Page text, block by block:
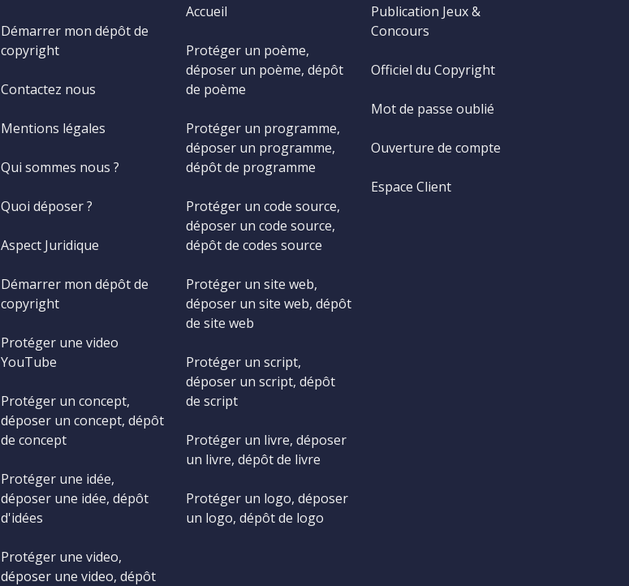
Démarrer mon dépôt de
copyright
Contactez nous
Mentions légales
Qui sommes nous ?
Quoi déposer ?
Aspect Juridique
Démarrer mon dépôt de
copyright
Protéger une video
YouTube
Protéger un concept,
déposer un concept, dépôt
de concept
Protéger une idée,
déposer une idée, dépôt
d'idées
Protéger une video,
déposer une video, dépôt
Accueil
Protéger un poème,
déposer un poème, dépôt
de poème
Protéger un programme,
déposer un programme,
dépôt de programme
Protéger un code source,
déposer un code source,
dépôt de codes source
Protéger un site web,
déposer un site web, dépôt
de site web
Protéger un script,
déposer un script, dépôt
de script
Protéger un livre, déposer
un livre, dépôt de livre
Protéger un logo, déposer
un logo, dépôt de logo
Publication Jeux &
Concours
Officiel du Copyright
Mot de passe oublié
Ouverture de compte
Espace Client